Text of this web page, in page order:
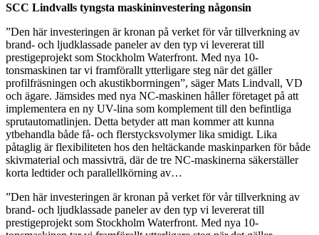
SCC Lindvalls tyngsta maskininvestering någonsin
”Den här investeringen är kronan på verket för vår tillverkning av
brand- och ljudklassade paneler av den typ vi levererat till
prestigeprojekt som Stockholm Waterfront. Med nya 10-
tonsmaskinen tar vi framförallt ytterligare steg när det gäller
profilfräsningen och akustikborrningen”, säger Mats Lindvall, VD
och ägare. Jämsides med nya NC-maskinen håller företaget på att
implementera en ny UV-lina som komplement till den befintliga
sprutautomatlinjen. Detta betyder att man kommer att kunna
ytbehandla både få- och flerstycksvolymer lika smidigt. Lika
påtaglig är flexibiliteten hos den heltäckande maskinparken för både
skivmaterial och massivträ, där de tre NC-maskinerna säkerställer
korta ledtider och parallellkörning av…
”Den här investeringen är kronan på verket för vår tillverkning av
brand- och ljudklassade paneler av den typ vi levererat till
prestigeprojekt som Stockholm Waterfront. Med nya 10-